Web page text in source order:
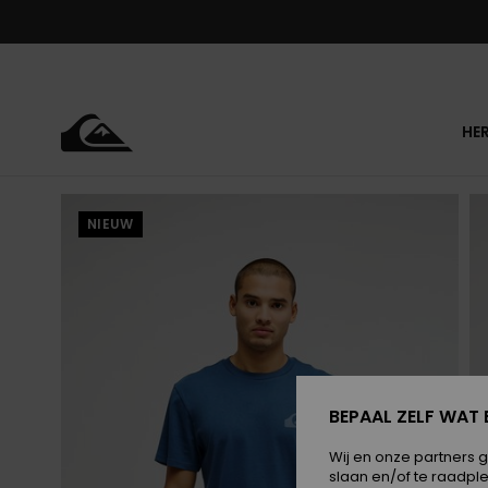
NIEUW
BEPAAL ZELF WAT
Wij en onze partners
slaan en/of te